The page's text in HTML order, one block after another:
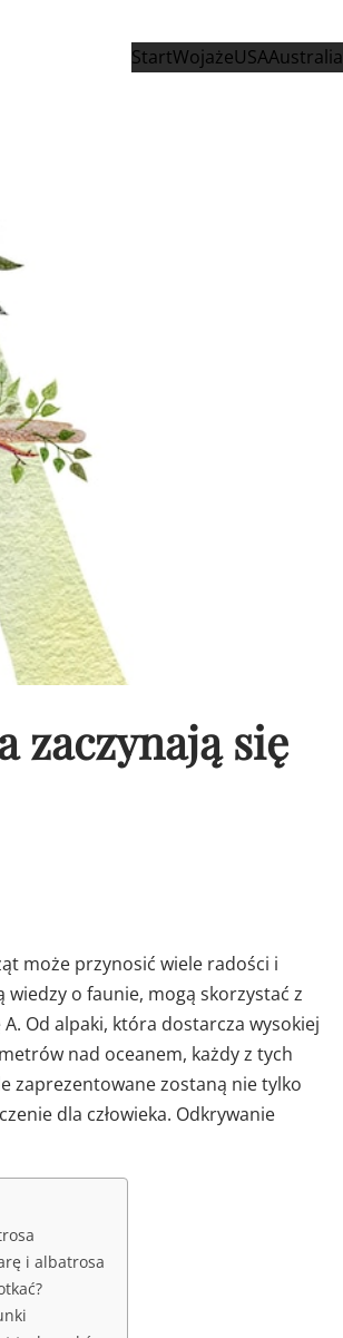
StartWojażeUSAAustralia
zaczynają się
może przynosić wiele radości i
o faunie, mogą skorzystać z
Od alpaki, która dostarcza wysokiej
nad oceanem, każdy z tych
zaprezentowane zostaną nie tylko
dla człowieka. Odkrywanie
i albatrosa